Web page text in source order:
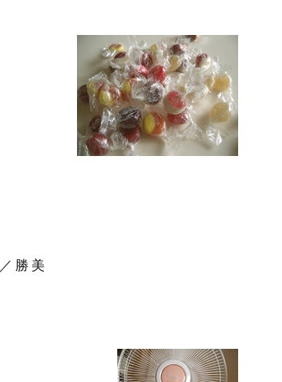
勝美